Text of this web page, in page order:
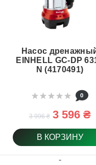
Насос
EINHELL GC-DP
N (4170491)
0
3 996 ₴ 3 596 ₴
В КОРЗИНУ
-